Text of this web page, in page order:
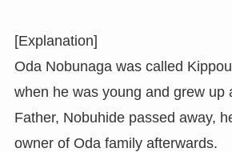
[Explanation]
Oda Nobunaga was called
when he was young and grew up
Father, Nobuhide passed away,
owner of Oda family afterwards.